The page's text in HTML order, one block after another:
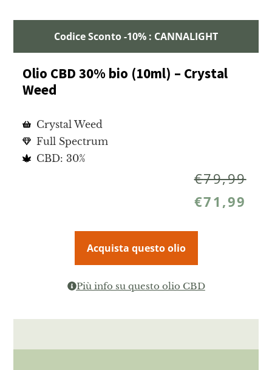
Codice Sconto -10% : CANNALIGHT
Olio CBD 30% bio (10ml) – Crystal
Weed
Crystal Weed
Full Spectrum
CBD: 30%
€79,99
€71,99
Acquista questo olio
Più info su questo olio CBD